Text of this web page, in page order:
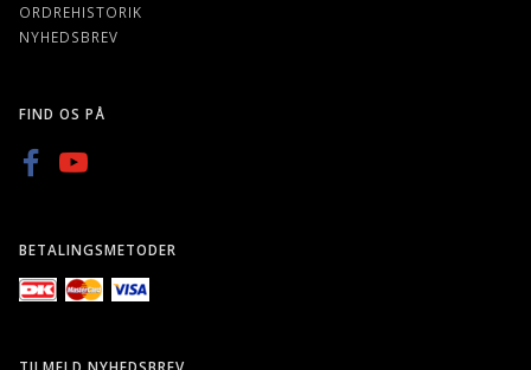
ORDREHISTORIK
NYHEDSBREV
FIND OS PÅ
BETALINGSMETODER